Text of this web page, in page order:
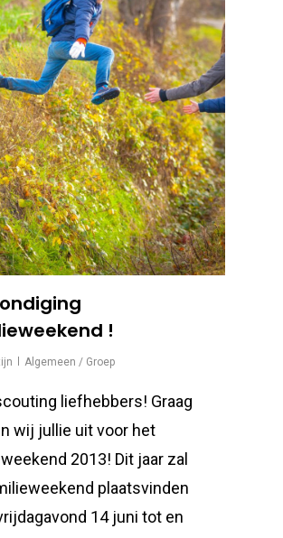
!
Algemeen / Groep
liefhebbers! Graag
wij jullie uit voor het
2013! Dit jaar zal
plaatsvinden
14 juni tot en